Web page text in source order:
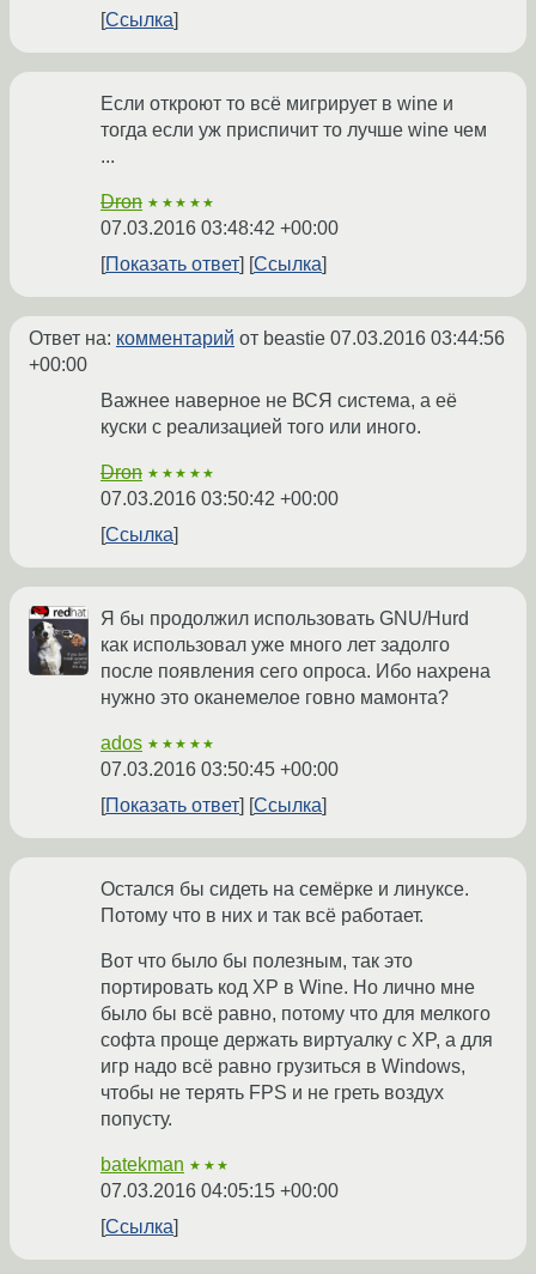
Ссылка
Если откроют то всё мигрирует в wine и
тогда если уж приспичит то лучше wine чем
...
Dron ★★★★★
07.03.2016 03:48:42 +00:00
Показать ответ
Ссылка
Ответ на: комментарий от beastie 07.03.2016 03:44:56
+00:00
Важнее наверное не ВСЯ система, а её
куски с реализацией того или иного.
Dron ★★★★★
07.03.2016 03:50:42 +00:00
Ссылка
Я бы продолжил использовать GNU/Hurd
как использовал уже много лет задолго
после появления сего опроса. Ибо нахрена
нужно это оканемелое говно мамонта?
ados ★★★★★
07.03.2016 03:50:45 +00:00
Показать ответ
Ссылка
Остался бы сидеть на семёрке и линуксе.
Потому что в них и так всё работает.
Вот что было бы полезным, так это
портировать код XP в Wine. Но лично мне
было бы всё равно, потому что для мелкого
софта проще держать виртуалку с XP, а для
игр надо всё равно грузиться в Windows,
чтобы не терять FPS и не греть воздух
попусту.
batekman ★★★
07.03.2016 04:05:15 +00:00
Ссылка